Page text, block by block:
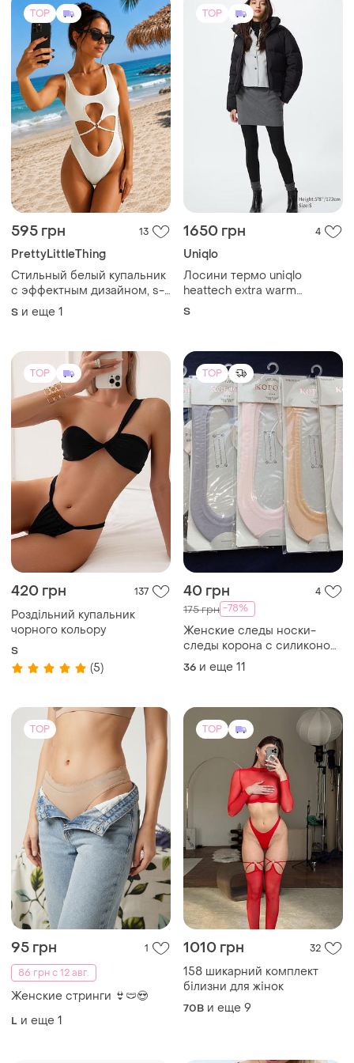
TOP
595 грн 13
PrettyLittleThing
Стильный белый купальник
с эффектным дизайном, s-
m
S и еще 1
TOP
1650 грн 4
Uniqlo
Лосини термо uniqlo
heattech extra warm
cashmere blend leggings
S
TOP
420 грн 137
Роздільний купальник
чорного кольору
S
(5)
TOP
40 грн 4
175 грн -78%
Женские следы носки-
следы корона с силиконом
по кругу, р. 36-41 :: цена за 1
36 и еще 11
TOP
95 грн
1
86 грн с 12 авг.
Женские стринги 👙🩲😍
L и еще 1
TOP
1010 грн 32
158 шикарний комплект
білизни для жінок
70B и еще 9